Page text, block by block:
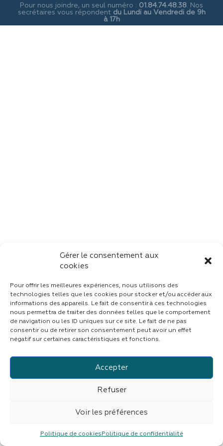
Gérer le consentement aux
cookies
Pour offrir les meilleures expériences, nous utilisons des
technologies telles que les cookies pour stocker et/ou accéder aux
informations des appareils. Le fait de consentir à ces technologies
nous permettra de traiter des données telles que le comportement
de navigation ou les ID uniques sur ce site. Le fait de ne pas
consentir ou de retirer son consentement peut avoir un effet
négatif sur certaines caractéristiques et fonctions.
Accepter
Refuser
Voir les préférences
Politique de cookies Politique de confidentialité
Pour nous joindre, un seul numéro : 01.84.74.48.38. Nos
secrétaires vous répondent du Lundi au Vendredi de 9h
à 17h